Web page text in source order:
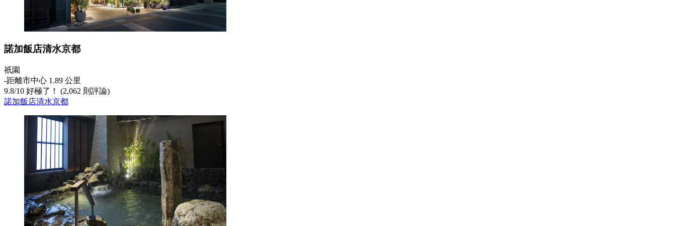
諾加飯店清水京都
祇園
‐距離市中心 1.89 公里
9.8/10 好極了！ (2,062 則評論)
諾加飯店清水京都